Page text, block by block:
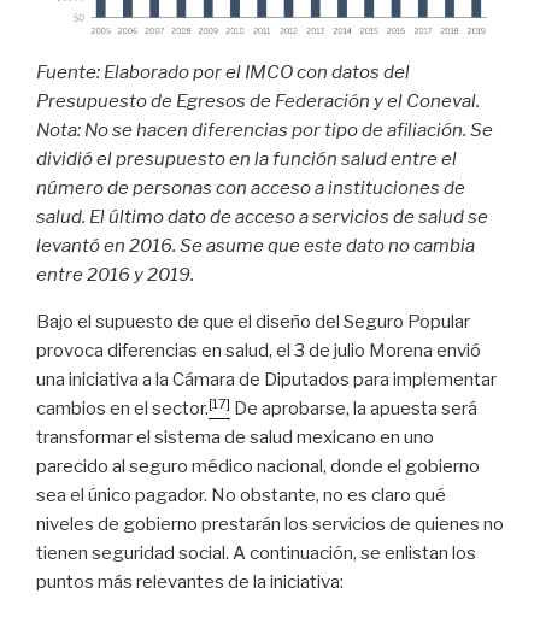
Fuente: Elaborado por el IMCO con datos del
Presupuesto de Egresos de Federación y el Coneval.
Nota: No se hacen diferencias por tipo de afiliación. Se
dividió el presupuesto en la función salud entre el
número de personas con acceso a instituciones de
salud. El último dato de acceso a servicios de salud se
levantó en 2016. Se asume que este dato no cambia
entre 2016 y 2019.
Bajo el supuesto de que el diseño del Seguro Popular
provoca diferencias en salud, el 3 de julio Morena envió
una iniciativa a la Cámara de Diputados para implementar
cambios en el sector.[17] De aprobarse, la apuesta será
transformar el sistema de salud mexicano en uno
parecido al seguro médico nacional, donde el gobierno
sea el único pagador. No obstante, no es claro qué
niveles de gobierno prestarán los servicios de quienes no
tienen seguridad social. A continuación, se enlistan los
puntos más relevantes de la iniciativa: